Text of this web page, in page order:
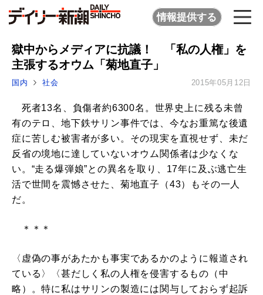
情報提供する
獄中からメディアに抗議！ 「私の人権」を
主張するオウム「菊地直子」
国内 社会 2015年05月12日
死者13名、負傷者約6300名。世界史上に残る未曾
有のテロ、地下鉄サリン事件では、今なお重篤な後遺
症に苦しむ被害者が多い。その現実を直視せず、未だ
反省の境地に達していないオウム関係者は少なくな
い。“走る爆弾娘”との異名を取り、17年に及ぶ逃亡生
活で世間を震憾させた、菊地直子（43）もその一人
だ。
＊＊＊
〈虚偽の事があたかも事実であるかのように報道され
ている〉〈甚だしく私の人権を侵害するもの（中
略）。特に私はサリンの製造には関与しておらず起訴